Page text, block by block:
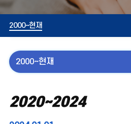
소개
연혁
2000~현재
2000~현재
2020~2024